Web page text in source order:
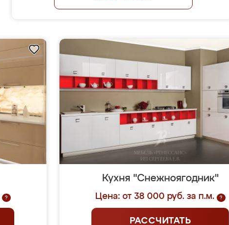
?
Кухня "Снежноягодник"
Цена: от 38 000 руб. за п.м. ?
РАССЧИТАТЬ